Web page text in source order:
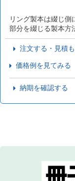
リング製本は綴じ
部分を綴じる製本方
注文する・見積
価格例を見てみる
納期を確認する